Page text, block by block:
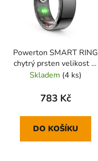
Powerton SMART RING
chytrý prsten velikost 8,
černý
Skladem (4 ks)
783 Kč
DO KOŠÍKU